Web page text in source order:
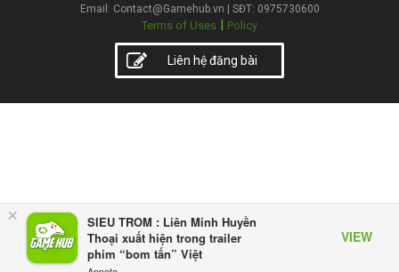
×
SIEU TROM : Liên Minh Huyền
Thoại xuất hiện trong trailer
phim “bom tấn” Việt
VIEW
Email: Contact@Gamehub.vn | SĐT: 0975730600
Terms of Uses | Policy
Liên hệ đăng bài